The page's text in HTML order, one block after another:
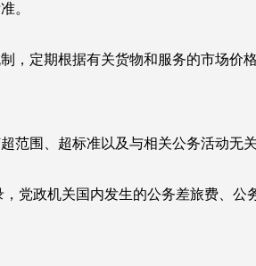
。
，定期根据有关货物和服务的市场价
范围、超标准以及与相关公务活动无关
党政机关国内发生的公务差旅费、